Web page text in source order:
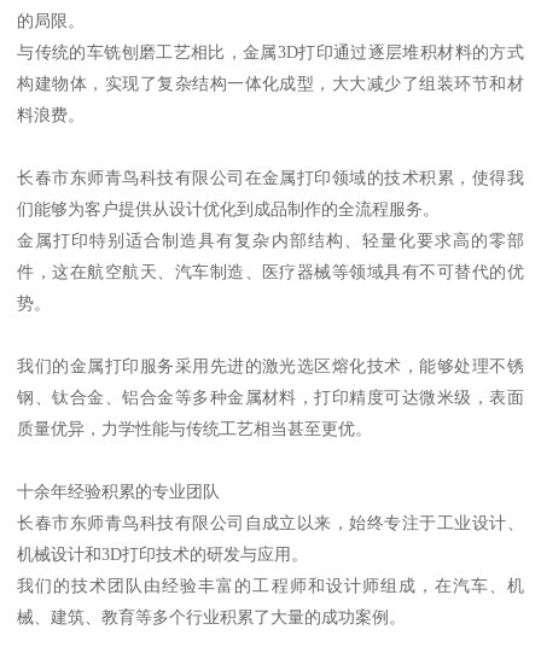
的局限。
与传统的车铣刨磨工艺相比，金属3D打印通过逐层堆积材料的方式
构建物体，实现了复杂结构一体化成型，大大减少了组装环节和材
料浪费。
长春市东师青鸟科技有限公司在金属打印领域的技术积累，使得我
们能够为客户提供从设计优化到成品制作的全流程服务。
金属打印特别适合制造具有复杂内部结构、轻量化要求高的零部
件，这在航空航天、汽车制造、医疗器械等领域具有不可替代的优
势。
我们的金属打印服务采用先进的激光选区熔化技术，能够处理不锈
钢、钛合金、铝合金等多种金属材料，打印精度可达微米级，表面
质量优异，力学性能与传统工艺相当甚至更优。
十余年经验积累的专业团队
长春市东师青鸟科技有限公司自成立以来，始终专注于工业设计、
机械设计和3D打印技术的研发与应用。
我们的技术团队由经验丰富的工程师和设计师组成，在汽车、机
械、建筑、教育等多个行业积累了大量的成功案例。